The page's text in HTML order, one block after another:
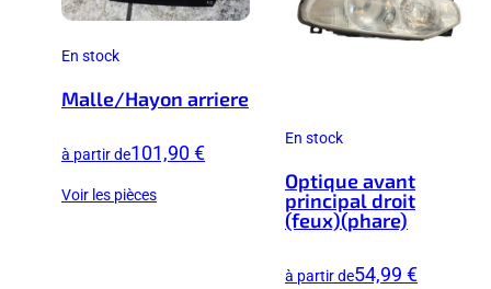
En stock
Malle/Hayon arriere
à partir de101,90 €
Voir les pièces
En stock
Optique avant
principal droit
(feux)(phare)
à partir de54,99 €